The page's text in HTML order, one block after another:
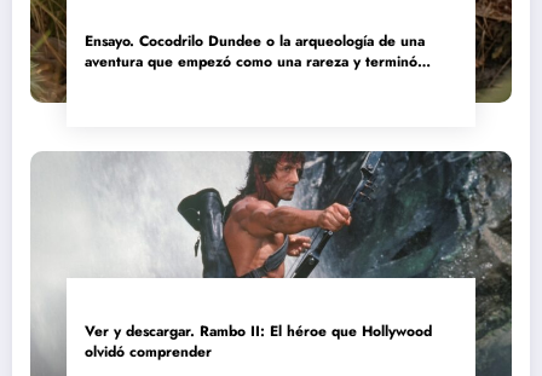
Ensayo. Cocodrilo Dundee o la arqueología de una
aventura que empezó como una rareza y terminó
Ver y descargar. Rambo II: El héroe que Hollywood
olvidó comprender